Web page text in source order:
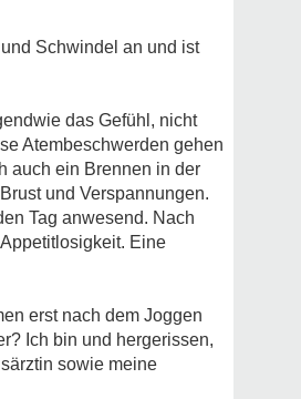
Schwindel an und ist
das Gefühl, nicht
Atembeschwerden gehen
auch ein Brennen in der
und Verspannungen.
Tag anwesend. Nach
Eine
erst nach dem Joggen
Ich bin und hergerissen,
sowie meine